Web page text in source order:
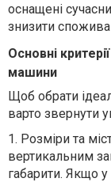
оснащені
знизити
Основні
машини
Щоб обрати
варто звернути
1. Розміри та
вертикальним
габарити. Якщо